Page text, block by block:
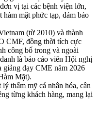
vị tại các bệnh viện lớn,
mặt phức tạp, đảm bảo
(từ 2010) và thành
CMF, đồng thời tích cực
công bố trong và ngoài
là báo cáo viên Hội nghị
giảng dạy CME năm 2026
Mặt).
thẩm mỹ cá nhân hóa, cân
từng khách hàng, mang lại